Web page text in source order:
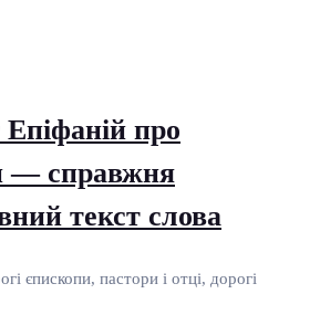
про
— справжня
текст слова
єпископи, пастори і отці, дорогі